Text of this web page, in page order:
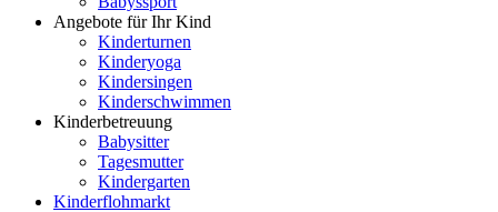
Angebote für Ihr Kind
Kinderturnen
Kinderyoga
Kindersingen
Kinderschwimmen
Kinderbetreuung
Babysitter
Tagesmutter
Kindergarten
Kinderflohmarkt